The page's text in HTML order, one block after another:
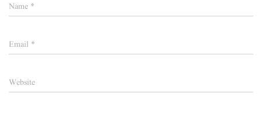
Name *
Email *
Website